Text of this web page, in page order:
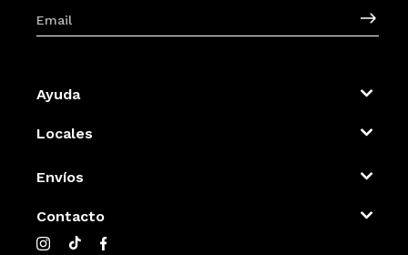
Ayuda
Locales
Envíos
Contacto